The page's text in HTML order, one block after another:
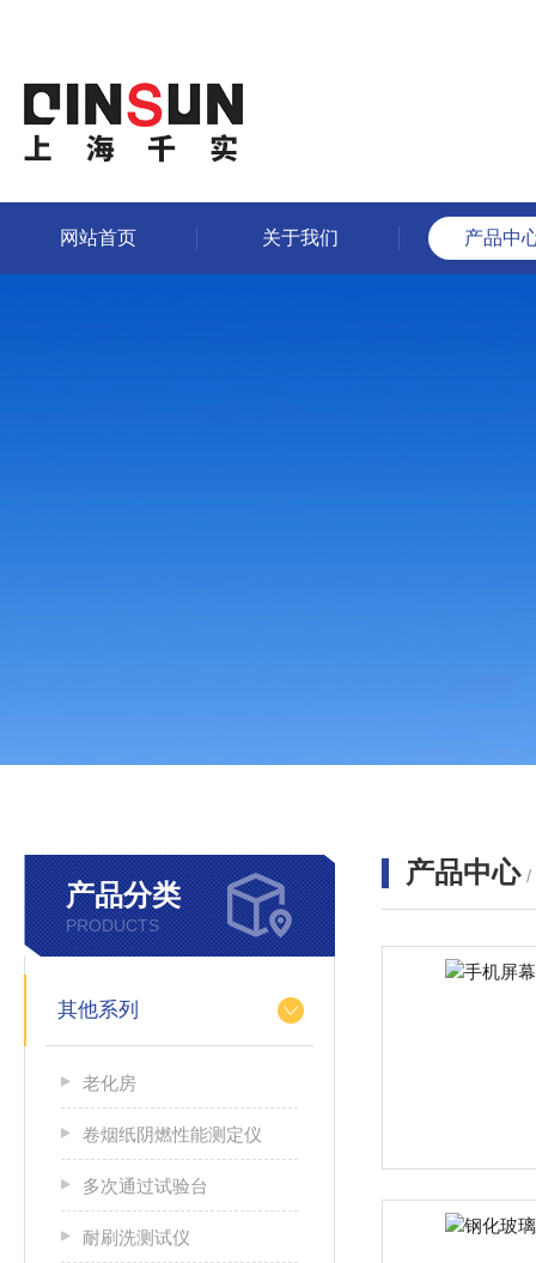
网站首页 关于我们 产品中
产品分类
PRODUCTS
其他系列
老化房
卷烟纸阴燃性能测定仪
多次通过试验台
耐刷洗测试仪
产品中心 /